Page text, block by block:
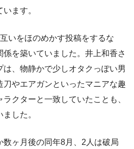
ます。
いをほのめかす投稿をするな
係を築いていました。井上和香さ
は、物静かで少しオタクっぽい男
やエアガンといったマニアな趣
クターと一致していたことも、
した。
数ヶ月後の同年8月、2人は破局